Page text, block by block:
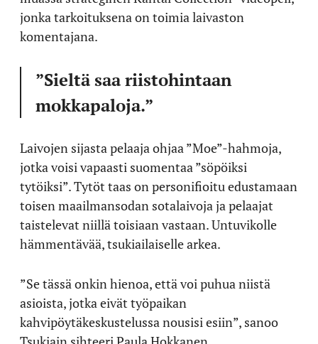
jonka tarkoituksena on toimia laivaston
komentajana.
”Sieltä saa riistohintaan
mokkapaloja.”
Laivojen sijasta pelaaja ohjaa ”Moe”-hahmoja,
jotka voisi vapaasti suomentaa ”söpöiksi
tytöiksi”. Tytöt taas on personifioitu edustamaan
toisen maailmansodan sotalaivoja ja pelaajat
taistelevat niillä toisiaan vastaan. Untuvikolle
hämmentävää, tsukiailaiselle arkea.
”Se tässä onkin hienoa, että voi puhua niistä
asioista, jotka eivät työpaikan
kahvipöytäkeskustelussa nousisi esiin”, sanoo